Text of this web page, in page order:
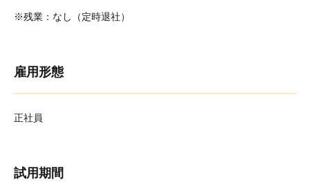
※残業：なし（定時退社）
雇用形態
正社員
試用期間